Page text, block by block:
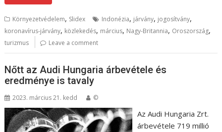
Környezetvédelem, Slidex Indonézia, járvány, jogosítvány,
koronavírus-járvány, közlekedés, március, Nagy-Britannia, Oroszország,
turizmus Leave a comment
Nőtt az Audi Hungaria árbevétele és
eredménye is tavaly
2023. március 21. kedd ©
Az Audi Hungaria Zrt.
árbevétele 719 millió